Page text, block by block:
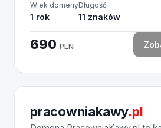
Wiek domeny
1 rok
Długość
11 znaków
690 PLN
pracowniakawy.pl